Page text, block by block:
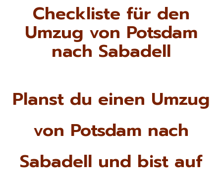
Checkliste für den
Umzug von Potsdam
nach Sabadell
Planst du einen Umzug
von Potsdam nach
Sabadell und bist auf